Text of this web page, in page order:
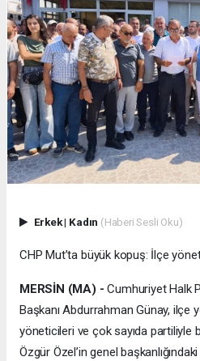
Erkek| Kadın (Haberi Sesli Oku)
CHP Mut’ta büyük kopuş: İlçe
MERSİN (MA) - Cumhuriyet Halk
Başkanı Abdurrahman Günay, ilçe
yöneticileri ve çok sayıda partiliyle
Özgür Özel’in genel